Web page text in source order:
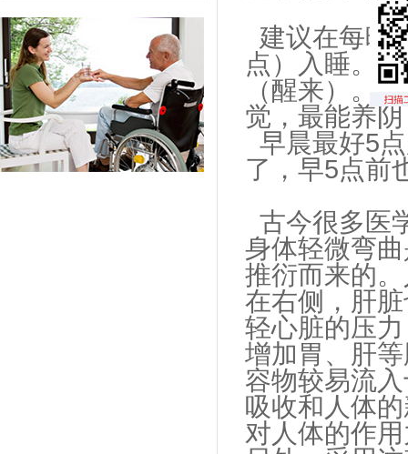
建议在每晚
点）入睡。
（醒来）。
觉，最能养
早晨最好5
了，早5点前
古今很多医
身体轻微弯
推衍而来的
在右侧，肝
轻心脏的压
增加胃、肝
容物较易流
吸收和人体
对人体的作